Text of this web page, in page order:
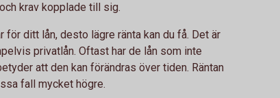
krav kopplade till sig.
för ditt lån, desto lägre ränta kan du få. Det är
privatlån. Oftast har de lån som inte
att den kan förändras över tiden. Räntan
fall mycket högre.